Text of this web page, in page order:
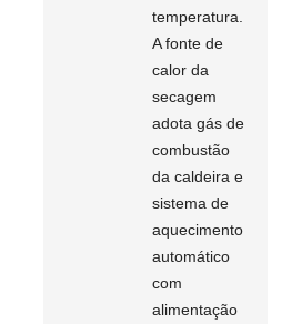
temperatura.
A fonte de
calor da
secagem
adota gás de
combustão
da caldeira e
sistema de
aquecimento
automático
com
alimentação